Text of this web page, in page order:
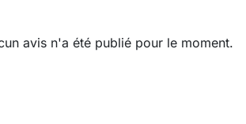
avis n'a été publié pour le moment.